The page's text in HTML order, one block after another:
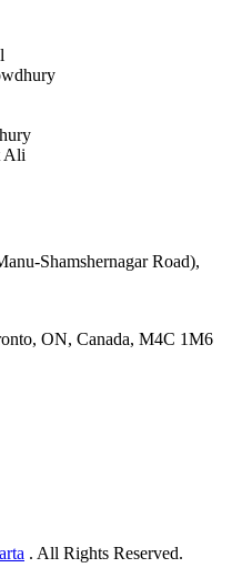
Ali
Shamshernagar Road),
ON, Canada, M4C 1M6
. All Rights Reserved.